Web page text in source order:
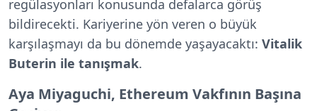
regülasyonları konusunda defalarca görüş
bildirecekti. Kariyerine yön veren o büyük
karşılaşmayı da bu dönemde yaşayacaktı: Vitalik
Buterin ile tanışmak.
Aya Miyaguchi, Ethereum Vakfının Başına